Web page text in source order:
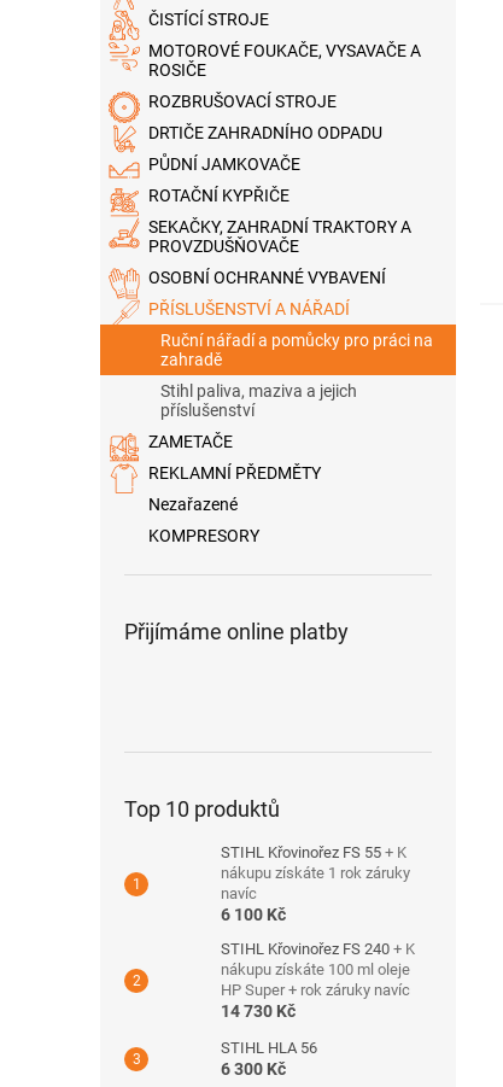
e
ČISTÍCÍ STROJE
MOTOROVÉ FOUKAČE, VYSAVAČE A
ROSIČE
ROZBRUŠOVACÍ STROJE
DRTIČE ZAHRADNÍHO ODPADU
PŮDNÍ JAMKOVAČE
ROTAČNÍ KYPŘIČE
SEKAČKY, ZAHRADNÍ TRAKTORY A
PROVZDUŠŇOVAČE
OSOBNÍ OCHRANNÉ VYBAVENÍ
PŘÍSLUŠENSTVÍ A NÁŘADÍ
Ruční nářadí a pomůcky pro práci na
zahradě
Stihl paliva, maziva a jejich
příslušenství
ZAMETAČE
REKLAMNÍ PŘEDMĚTY
Nezařazené
KOMPRESORY
Přijímáme online platby
Top 10 produktů
STIHL Křovinořez FS 55 + K
nákupu získáte 1 rok záruky
navíc
6 100 Kč
STIHL Křovinořez FS 240 + K
nákupu získáte 100 ml oleje
HP Super + rok záruky navíc
14 730 Kč
STIHL HLA 56
6 300 Kč